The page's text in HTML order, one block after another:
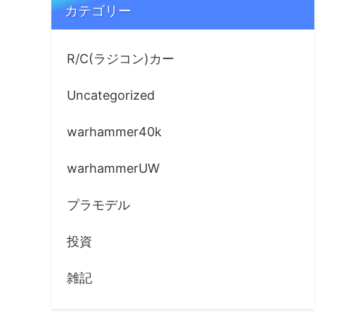
カテゴリー
R/C(ラジコン)カー
Uncategorized
warhammer40k
warhammerUW
プラモデル
投資
雑記